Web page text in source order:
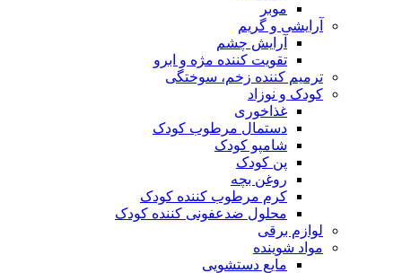
موبر
آرایشی و گریم
آرایش چشم
تقویت کننده مژه و ابرو
ترمیم کننده زخم، سوختگی
کودک و نوزاد
غذاخوری
دستمال مرطوب کودک
شامپو کودک
پن کودک
روغن بچه
کرم مرطوب کننده کودک
محلول ضدعفونی کننده کودک
لوازم برقی
مواد شوینده
مایع دستشویی